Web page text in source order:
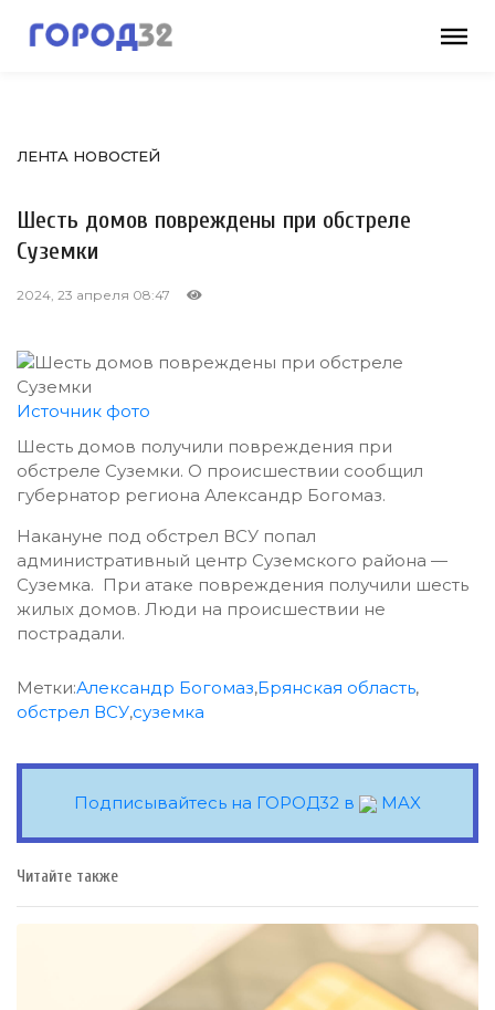
ЛЕНТА НОВОСТЕЙ
Шесть домов повреждены при обстреле
Суземки
2024, 23 апреля 08:47
Источник фото
Шесть домов получили повреждения при
обстреле Суземки. О происшествии сообщил
губернатор региона Александр Богомаз.
Накануне под обстрел ВСУ попал
административный центр Суземского района —
Суземка. При атаке повреждения получили шесть
жилых домов. Люди на происшествии не
пострадали.
Метки:Александр Богомаз,Брянская область,
обстрел ВСУ,суземка
Подписывайтесь на ГОРОД32 в MAX
Читайте также